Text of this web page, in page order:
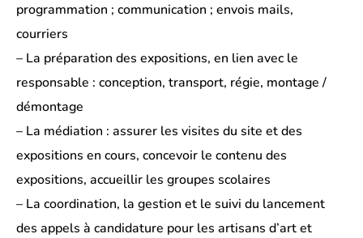
programmation ; communication ; envois mails,
courriers
– La préparation des expositions, en lien avec le
responsable : conception, transport, régie, montage /
démontage
– La médiation : assurer les visites du site et des
expositions en cours, concevoir le contenu des
expositions, accueillir les groupes scolaires
– La coordination, la gestion et le suivi du lancement
des appels à candidature pour les artisans d’art et